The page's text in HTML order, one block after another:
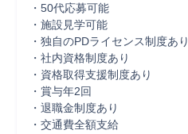
・50代応募可能
・施設見学可能
・独自のPDライセンス制度あり
・社内資格制度あり
・資格取得支援制度あり
・賞与年2回
・退職金制度あり
・交通費全額支給